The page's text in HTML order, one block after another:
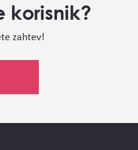
korisnik?
zahtev!